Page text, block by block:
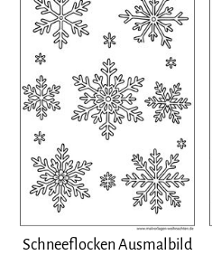
Schneeflocken Ausmalbild